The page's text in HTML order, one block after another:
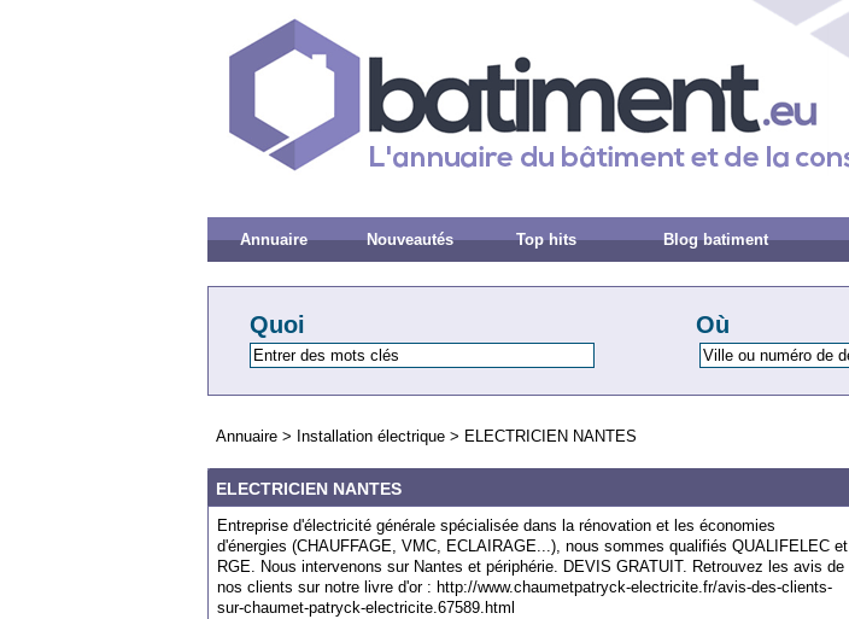
Annuaire Nouveautés Top hits Blog batiment
Quoi Où
Annuaire > Installation électrique > ELECTRICIEN NANTES
ELECTRICIEN NANTES
Entreprise d'électricité générale spécialisée dans la rénovation et les économies
d'énergies (CHAUFFAGE, VMC, ECLAIRAGE...), nous sommes qualifiés QUALIFELEC et
RGE. Nous intervenons sur Nantes et périphérie. DEVIS GRATUIT. Retrouvez les avis de
nos clients sur notre livre d'or : http://www.chaumetpatryck-electricite.fr/avis-des-clients-
sur-chaumet-patryck-electricite.67589.html